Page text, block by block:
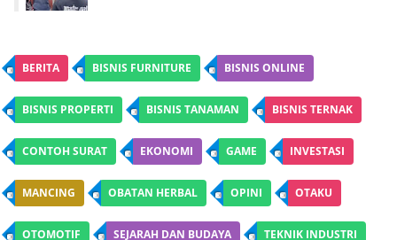
BERITA BISNIS FURNITURE BISNIS ONLINE
BISNIS PROPERTI BISNIS TANAMAN BISNIS TERNAK
CONTOH SURAT EKONOMI GAME INVESTASI
MANCING OBATAN HERBAL OPINI OTAKU
OTOMOTIF SEJARAH DAN BUDAYA TEKNIK INDUSTRI